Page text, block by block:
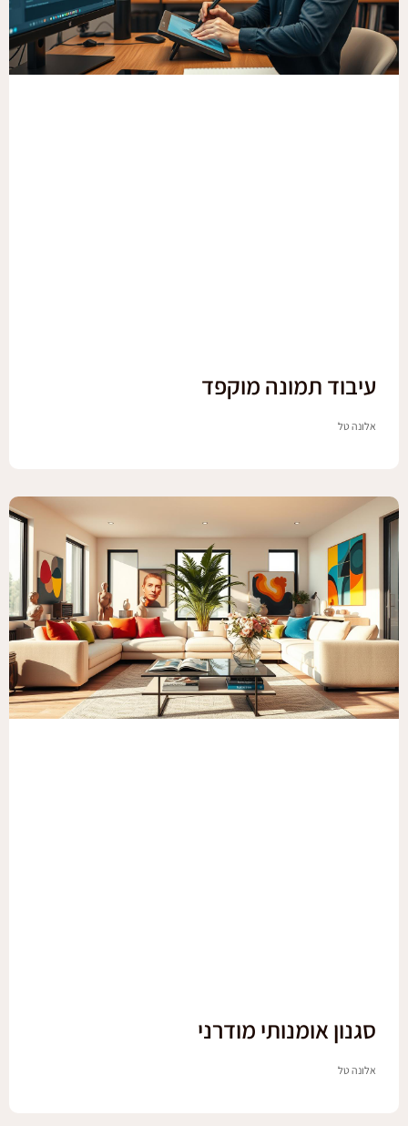
עיבוד תמונה מוקפד
אלונה טל
סגנון אומנותי מודרני
אלונה טל